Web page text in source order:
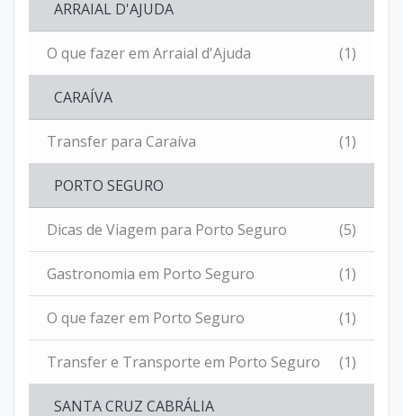
ARRAIAL D'AJUDA
O que fazer em Arraial d'Ajuda (1)
CARAÍVA
Transfer para Caraíva (1)
PORTO SEGURO
Dicas de Viagem para Porto Seguro (5)
Gastronomia em Porto Seguro (1)
O que fazer em Porto Seguro (1)
Transfer e Transporte em Porto Seguro (1)
SANTA CRUZ CABRÁLIA